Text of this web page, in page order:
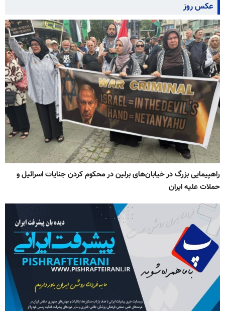
عکس روز
راهپیمایی بزرگ در خیابان‌های برلین در محکوم کردن جنایات اسرائیل و
حملات علیه ایران